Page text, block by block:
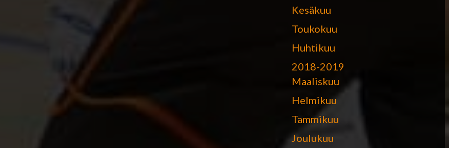
Kesäkuu
Toukokuu
Huhtikuu
2018-2019
Maaliskuu
Helmikuu
Tammikuu
Joulukuu